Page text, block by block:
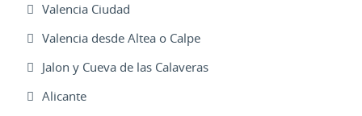
Valencia Ciudad
Valencia desde Altea o Calpe
Jalon y Cueva de las Calaveras
Alicante